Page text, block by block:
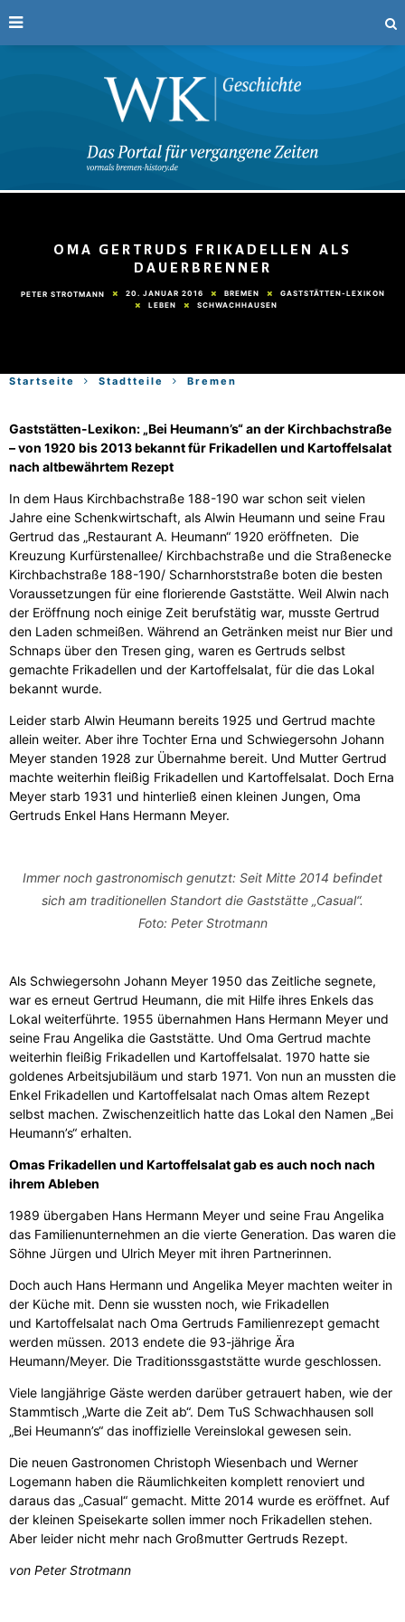
OMA GERTRUDS FRIKADELLEN ALS
DAUERBRENNER
PETER STROTMANN 20. JANUAR 2016 BREMEN
GASTSTÄTTEN-LEXIKON
LEBEN
SCHWACHHAUSEN
Startseite Stadtteile Bremen
Gaststätten-Lexikon: „Bei Heumann’s“ an der Kirchbachstraße
– von 1920 bis 2013 bekannt für Frikadellen und Kartoffelsalat
nach altbewährtem Rezept
In dem Haus Kirchbachstraße 188-190 war schon seit vielen
Jahre eine Schenkwirtschaft, als Alwin Heumann und seine Frau
Gertrud das „Restaurant A. Heumann“ 1920 eröffneten. Die
Kreuzung Kurfürstenallee/ Kirchbachstraße und die Straßenecke
Kirchbachstraße 188-190/ Scharnhorststraße boten die besten
Voraussetzungen für eine florierende Gaststätte. Weil Alwin nach
der Eröffnung noch einige Zeit berufstätig war, musste Gertrud
den Laden schmeißen. Während an Getränken meist nur Bier und
Schnaps über den Tresen ging, waren es Gertruds selbst
gemachte Frikadellen und der Kartoffelsalat, für die das Lokal
bekannt wurde.
Leider starb Alwin Heumann bereits 1925 und Gertrud machte
allein weiter. Aber ihre Tochter Erna und Schwiegersohn Johann
Meyer standen 1928 zur Übernahme bereit. Und Mutter Gertrud
machte weiterhin fleißig Frikadellen und Kartoffelsalat. Doch Erna
Meyer starb 1931 und hinterließ einen kleinen Jungen, Oma
Gertruds Enkel Hans Hermann Meyer.
Immer noch gastronomisch genutzt: Seit Mitte 2014 befindet
sich am traditionellen Standort die Gaststätte „Casual“.
Foto: Peter Strotmann
Als Schwiegersohn Johann Meyer 1950 das Zeitliche segnete,
war es erneut Gertrud Heumann, die mit Hilfe ihres Enkels das
Lokal weiterführte. 1955 übernahmen Hans Hermann Meyer und
seine Frau Angelika die Gaststätte. Und Oma Gertrud machte
weiterhin fleißig Frikadellen und Kartoffelsalat. 1970 hatte sie
goldenes Arbeitsjubiläum und starb 1971. Von nun an mussten die
Enkel Frikadellen und Kartoffelsalat nach Omas altem Rezept
selbst machen. Zwischenzeitlich hatte das Lokal den Namen „Bei
Heumann’s“ erhalten.
Omas Frikadellen und Kartoffelsalat gab es auch noch nach
ihrem Ableben
1989 übergaben Hans Hermann Meyer und seine Frau Angelika
das Familienunternehmen an die vierte Generation. Das waren die
Söhne Jürgen und Ulrich Meyer mit ihren Partnerinnen.
Doch auch Hans Hermann und Angelika Meyer machten weiter in
der Küche mit. Denn sie wussten noch, wie Frikadellen
und Kartoffelsalat nach Oma Gertruds Familienrezept gemacht
werden müssen. 2013 endete die 93-jährige Ära
Heumann/Meyer. Die Traditionssgaststätte wurde geschlossen.
Viele langjährige Gäste werden darüber getrauert haben, wie der
Stammtisch „Warte die Zeit ab“. Dem TuS Schwachhausen soll
„Bei Heumann’s“ das inoffizielle Vereinslokal gewesen sein.
Die neuen Gastronomen Christoph Wiesenbach und Werner
Logemann haben die Räumlichkeiten komplett renoviert und
daraus das „Casual“ gemacht. Mitte 2014 wurde es eröffnet. Auf
der kleinen Speisekarte sollen immer noch Frikadellen stehen.
Aber leider nicht mehr nach Großmutter Gertruds Rezept.
von Peter Strotmann